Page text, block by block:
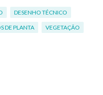
DESENHO TÉCNICO
DE PLANTA VEGETAÇÃO